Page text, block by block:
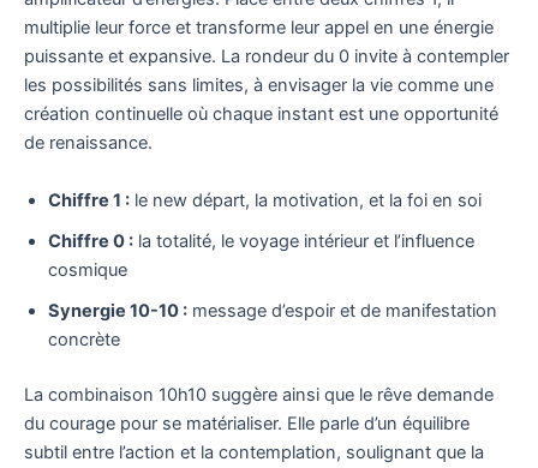
multiplie leur force et transforme leur appel en une énergie
puissante et expansive. La rondeur du 0 invite à contempler
les possibilités sans limites, à envisager la vie comme une
création continuelle où chaque instant est une opportunité
de renaissance.
Chiffre 1 : le new départ, la motivation, et la foi en soi
Chiffre 0 : la totalité, le voyage intérieur et l’influence
cosmique
Synergie 10-10 : message d’espoir et de manifestation
concrète
La combinaison 10h10 suggère ainsi que le rêve demande
du courage pour se matérialiser. Elle parle d’un équilibre
subtil entre l’action et la contemplation, soulignant que la